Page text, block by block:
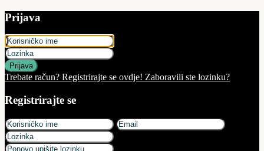
Prijava
Prijava
Trebate račun? Registrirajte se ovdje! Zaboravili ste lozinku?
Registrirajte se